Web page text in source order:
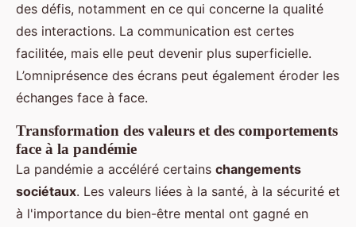
des défis, notamment en ce qui concerne la qualité
des interactions. La communication est certes
facilitée, mais elle peut devenir plus superficielle.
L’omniprésence des écrans peut également éroder les
échanges face à face.
Transformation des valeurs et des comportements
face à la pandémie
La pandémie a accéléré certains changements
sociétaux. Les valeurs liées à la santé, à la sécurité et
à l'importance du bien-être mental ont gagné en